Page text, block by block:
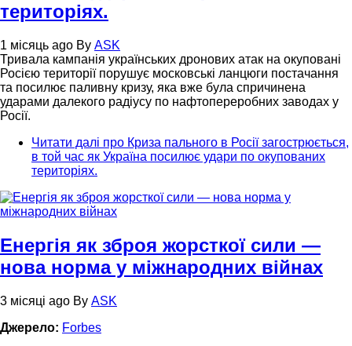
територіях.
1 місяць ago By ASK
Тривала кампанія українських дронових атак на окуповані
Росією території порушує московські ланцюги постачання
та посилює паливну кризу, яка вже була спричинена
ударами далекого радіусу по нафтопереробних заводах у
Росії.
Читати далі про Криза пального в Росії загострюється,
в той час як Україна посилює удари по окупованих
територіях.
Енергія як зброя жорсткої сили —
нова норма у міжнародних війнах
3 місяці ago By ASK
Джерело: Forbes